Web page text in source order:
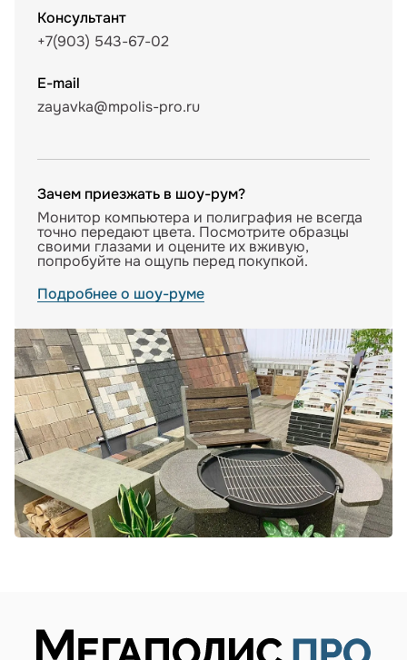
Консультант
+7(903) 543-67-02
E-mail
zayavka@mpolis-pro.ru
Зачем приезжать в шоу-рум?
Монитор компьютера и полиграфия не всегда
точно передают цвета. Посмотрите образцы
своими глазами и оцените их вживую,
попробуйте на ощупь перед покупкой.
Подробнее о шоу-руме